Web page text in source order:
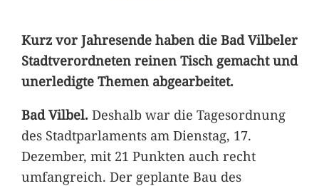
Kurz vor Jahresende haben die Bad Vilbeler
Stadtverordneten reinen Tisch gemacht und
unerledigte Themen abgearbeitet.
Bad Vilbel.Deshalb war die Tagesordnung
des Stadtparlaments am Dienstag, 17.
Dezember, mit 21 Punkten auch recht
umfangreich. Der geplante Bau des